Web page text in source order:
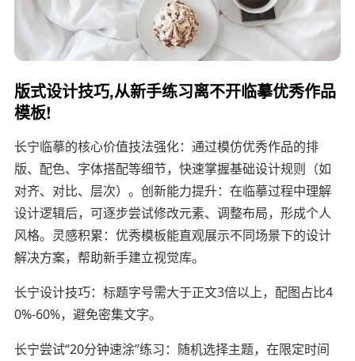
版式设计技巧,从新手练习离不开临摹优秀作品
模板!
长宁临摹的核心价值技法强化：通过模仿优秀作品的排
版、配色、字体搭配等细节，快速掌握基础设计规则（如
对齐、对比、层次）。创新能力提升：在临摹过程中理解
设计逻辑后，可逐步尝试修改元素、调整布局，形成个人
风格。灵感积累：优秀模板能直观展示不同场景下的设计
解决方案，帮助新手建立视觉库。
长宁设计技巧：标题字号需大于正文3倍以上，配图占比4
0%-60%，避免密集文字。
长宁尝试“20分钟速涂”练习：随机选择主题，在限定时间